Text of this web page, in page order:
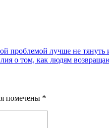
проблемой лучше не тянуть
о том, как людям
помечены *